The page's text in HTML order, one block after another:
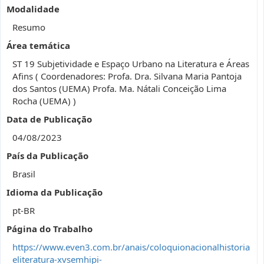
Modalidade
Resumo
Área temática
ST 19 Subjetividade e Espaço Urbano na Literatura e Áreas
Afins ( Coordenadores: Profa. Dra. Silvana Maria Pantoja
dos Santos (UEMA) Profa. Ma. Nátali Conceição Lima
Rocha (UEMA) )
Data de Publicação
04/08/2023
País da Publicação
Brasil
Idioma da Publicação
pt-BR
Página do Trabalho
https://www.even3.com.br/anais/coloquionacionalhistoria
eliteratura-xvsemhipi-